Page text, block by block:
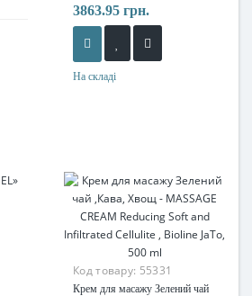
3863.95 грн.
На складі
Код товару: 55331
Крем для масажу Зелений чай